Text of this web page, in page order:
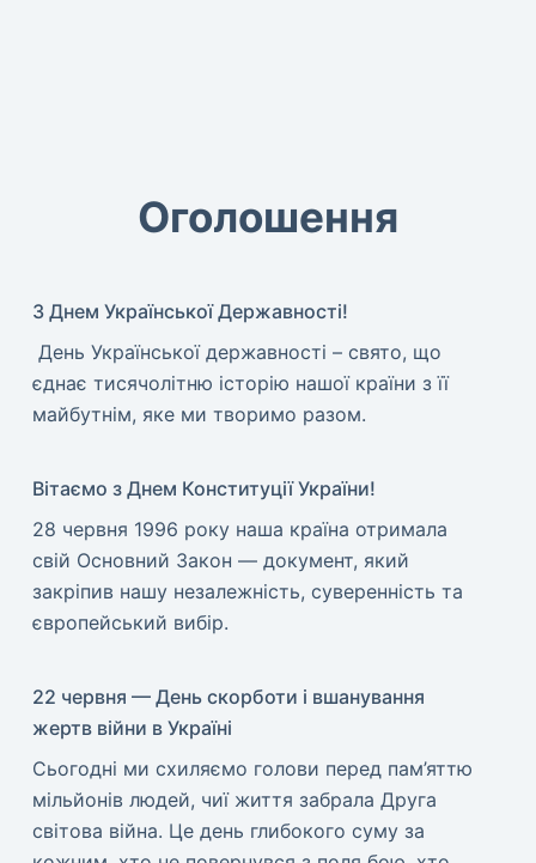
Оголошення
З Днем Української Державності!
​ День Української державності – свято, що
єднає тисячолітню історію нашої країни з її
майбутнім, яке ми творимо разом.
Вітаємо з Днем Конституції України!
​28 червня 1996 року наша країна отримала
свій Основний Закон — документ, який
закріпив нашу незалежність, суверенність та
європейський вибір.
22 червня — День скорботи і вшанування
жертв війни в Україні
​Сьогодні ми схиляємо голови перед пам’яттю
мільйонів людей, чиї життя забрала Друга
світова війна. Це день глибокого суму за